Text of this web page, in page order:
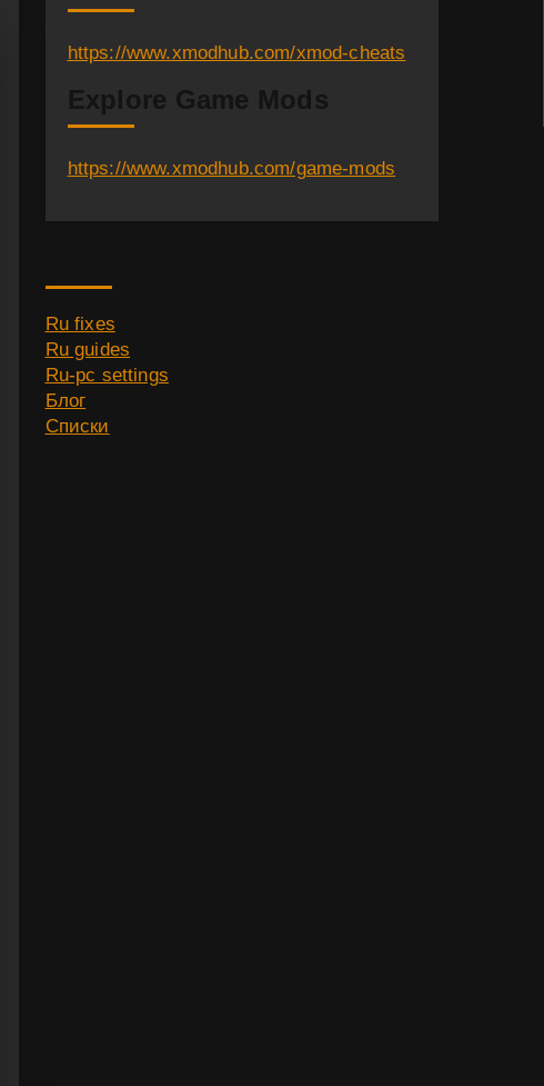
https://www.xmodhub.com/xmod-cheats
Explore Game Mods
https://www.xmodhub.com/game-mods
Ru fixes
Ru guides
Ru-pc settings
Блог
Списки